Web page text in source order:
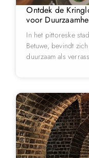
Ontdek de
voor
In het pittoreske
Betuwe, bevindt
duurzaam als